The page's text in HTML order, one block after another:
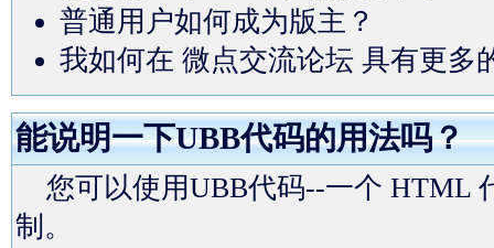
普通用户如何成为版主？
我如何在 微点交流论坛 具有更多
能说明一下UBB代码的用法吗？
您可以使用UBB代码--一个 HTML
制。